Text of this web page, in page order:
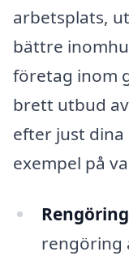
arbetsplats,
bättre
företag inom
brett utbud
efter just
exempel på
rengöring